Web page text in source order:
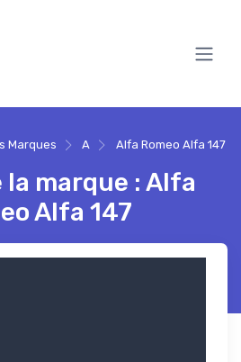
Marques A Alfa Romeo Alfa 147
la marque : Alfa
Alfa 147